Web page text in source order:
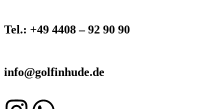
Tel.: +49 4408 – 92 90 90
info@golfinhude.de